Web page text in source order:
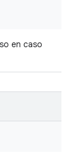
en caso